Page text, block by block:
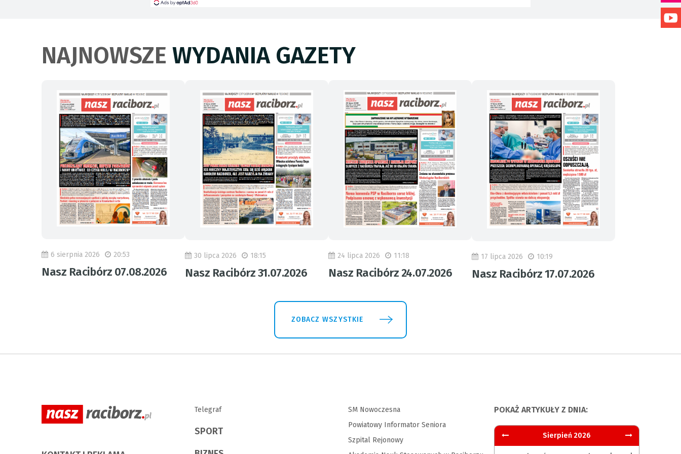
NAJNOWSZE WYDANIA GAZETY
6 sierpnia 2026 20:53
Nasz Racibórz 07.08.2026
30 lipca 2026 18:15
Nasz Racibórz 31.07.2026
24 lipca 2026 11:18
Nasz Racibórz 24.07.2026
17 lipca 2026 10:19
Nasz Racibórz 17.07.2026
ZOBACZ WSZYSTKIE
Telegraf
SPORT
SM Nowoczesna
Powiatowy Informator Seniora
Szpital Rejonowy
POKAŻ ARTYKUŁY Z DNIA:
Sierpień 2026